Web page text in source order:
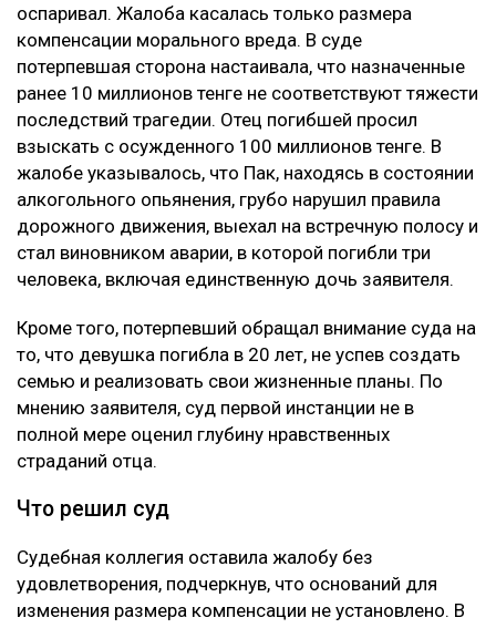
оспаривал. Жалоба касалась только размера
компенсации морального вреда. В суде
потерпевшая сторона настаивала, что назначенные
ранее 10 миллионов тенге не соответствуют тяжести
последствий трагедии. Отец погибшей просил
взыскать с осужденного 100 миллионов тенге. В
жалобе указывалось, что Пак, находясь в состоянии
алкогольного опьянения, грубо нарушил правила
дорожного движения, выехал на встречную полосу и
стал виновником аварии, в которой погибли три
человека, включая единственную дочь заявителя.
Кроме того, потерпевший обращал внимание суда на
то, что девушка погибла в 20 лет, не успев создать
семью и реализовать свои жизненные планы. По
мнению заявителя, суд первой инстанции не в
полной мере оценил глубину нравственных
страданий отца.
Что решил суд
Судебная коллегия оставила жалобу без
удовлетворения, подчеркнув, что оснований для
изменения размера компенсации не установлено. В